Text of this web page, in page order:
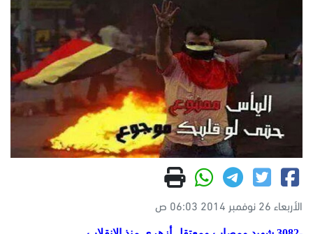
الأربعاء 26 نوفمبر 2014 06:03 ص